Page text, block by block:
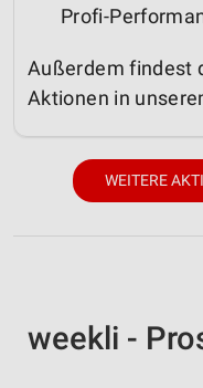
Profi-
Außerdem findest
Aktionen in
WEITERE
weekli -